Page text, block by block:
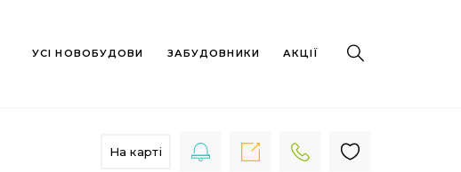
УСІ НОВОБУДОВИ ЗАБУДОВНИКИ АКЦІЇ
На карті